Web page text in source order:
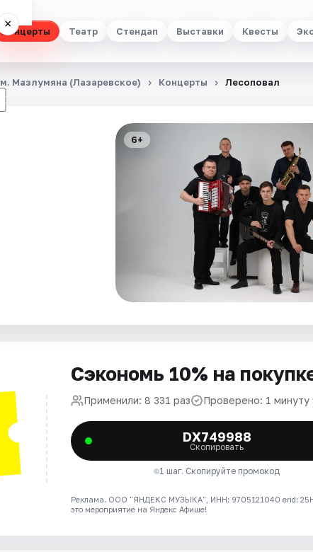
Концерты Театр Стендап Выставки Квесты
×
☾
Мазлумяна (Лазаревское) Концерты Лесоповал
6+
Сэкономь 10% на
Применили: 8 331 раз Проверено: 1 минуту
DX749988
Скопировать
1 шаг. Скопируйте промокод
Реклама. ООО "ЯНДЕКС МУЗЫКА", ИНН: 9705121040 erid:
это мероприятие на Яндекс Афише!